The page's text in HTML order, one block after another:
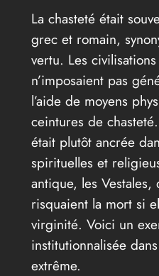
La chasteté était
grec et romain,
vertu. Les
n’imposaient pas
l’aide de moyens
ceintures de
était plutôt ancrée
spirituelles et
antique, les Vestales,
risquaient la mort si
virginité. Voici un
institutionnalisée
extrême.